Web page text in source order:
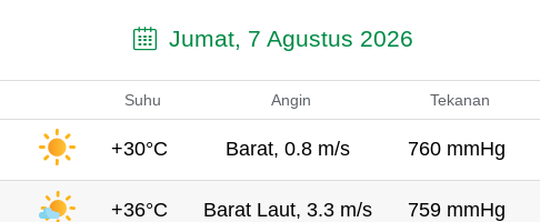
Jumat, 7 Agustus 2026
Suhu Angin Tekanan
+30°C Barat, 0.8 m/s 760 mmHg
+36°C Barat Laut, 3.3 m/s 759 mmHg